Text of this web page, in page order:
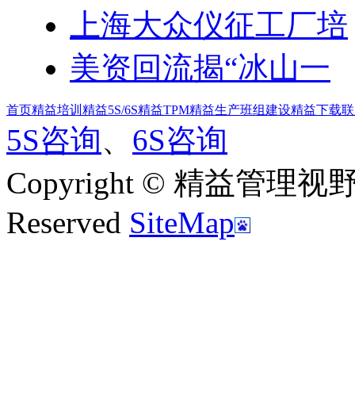
上海大众仪征工厂培
美资回流揭“冰山一
首页精益培训 精益5S/6S精益TPM精益生产班组建设精益下载
5S咨询、 6S咨询
Copyright © 精益管理视
Reserved SiteMap